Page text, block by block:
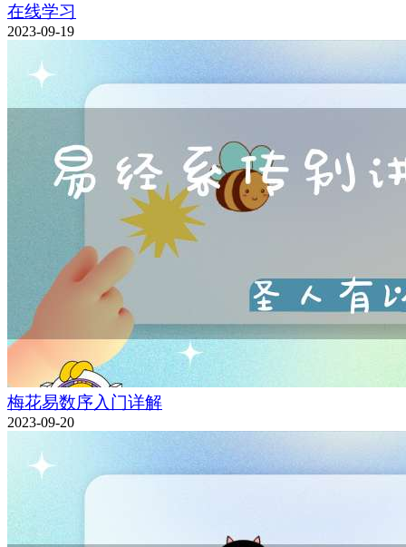
在线学习
2023-09-19
梅花易数序入门详解
2023-09-20